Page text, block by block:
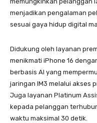
menjadikan pengalaman
sesuai gaya hidup digital
Didukung oleh layanan
menikmati iPhone 16
berbasis AI yang
jaringan IM3 melalui akses
Juga layanan Platinum
kepada pelanggan
waktu maksimal 30 detik.